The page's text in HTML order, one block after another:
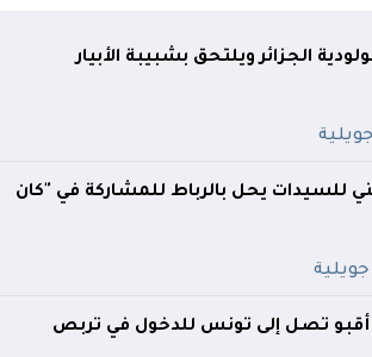
الجزائر ويلتحق بشبيبة الأبيار
للسيدات يحل بالرباط للمشاركة في "كان
أقبو تصل إلى تونس للدخول في تربص